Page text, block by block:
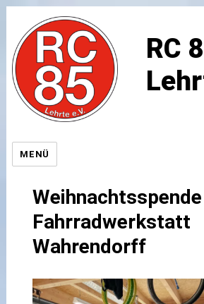
RC
MENÜ
Fahrradwerkstatt
Wahrendorff